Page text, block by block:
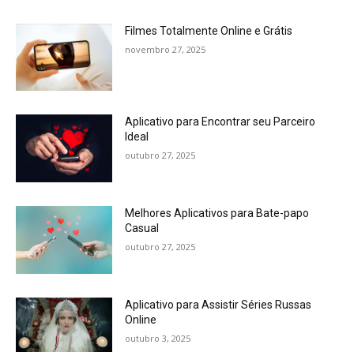
Filmes Totalmente Online e Grátis
novembro 27, 2025
Aplicativo para Encontrar seu Parceiro
Ideal
outubro 27, 2025
Melhores Aplicativos para Bate-papo
Casual
outubro 27, 2025
Aplicativo para Assistir Séries Russas
Online
outubro 3, 2025